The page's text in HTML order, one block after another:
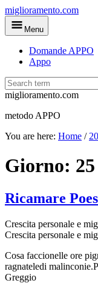
Skip
to
main
miglioramento.com
Menu
Domande APPO
Appo
miglioramento.com
metodo APPO
You are here: Home /
Giorno:
Ricamare
Crescita personale e
Crescita personale e
Cosa faccionelle ore
ragnateledi
Greggio